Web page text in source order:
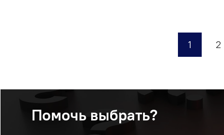
1 2
Помочь выбрать?